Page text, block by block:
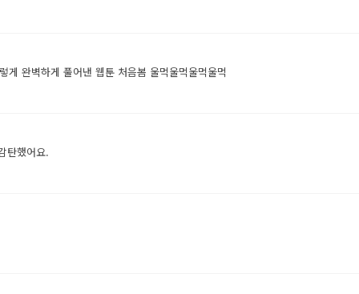
완벽하게 풀어낸 웹툰 처음봄 울먹울먹울먹울먹
탄했어요.